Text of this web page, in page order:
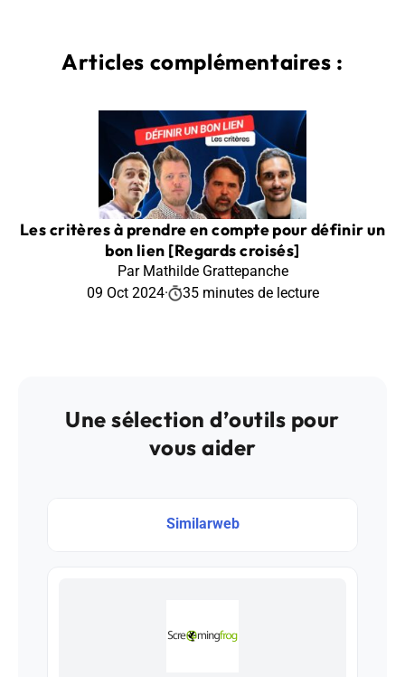
Articles complémentaires :
Les critères à prendre en compte pour définir un
bon lien [Regards croisés]
Par Mathilde Grattepanche
09 Oct 2024· 35 minutes de lecture
Une sélection d’outils pour
vous aider
Similarweb